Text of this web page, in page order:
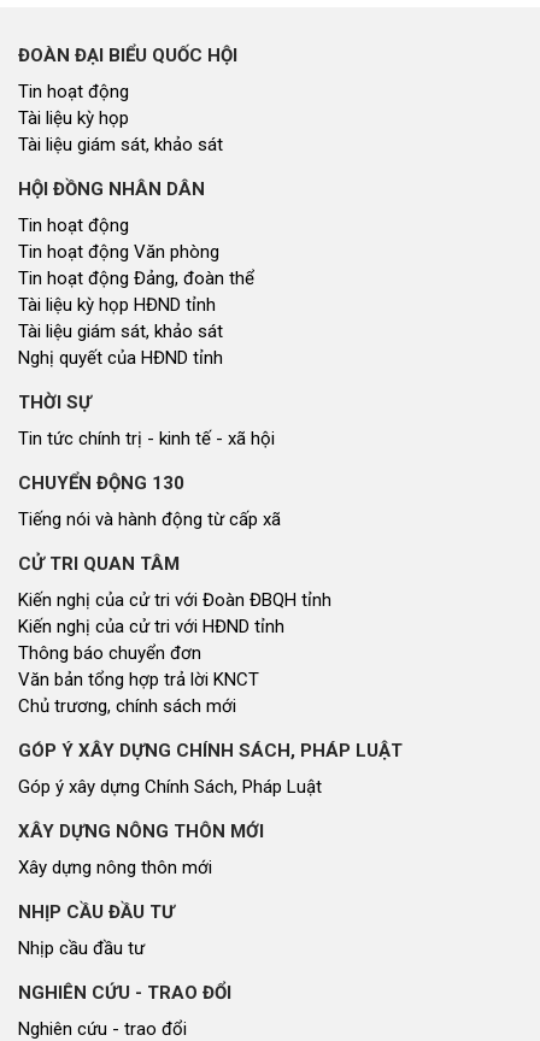
ĐOÀN ĐẠI BIỂU QUỐC HỘI
Tin hoạt động
Tài liệu kỳ họp
Tài liệu giám sát, khảo sát
HỘI ĐỒNG NHÂN DÂN
Tin hoạt động
Tin hoạt động Văn phòng
Tin hoạt động Đảng, đoàn thể
Tài liệu kỳ họp HĐND tỉnh
Tài liệu giám sát, khảo sát
Nghị quyết của HĐND tỉnh
THỜI SỰ
Tin tức chính trị - kinh tế - xã hội
CHUYỂN ĐỘNG 130
Tiếng nói và hành động từ cấp xã
CỬ TRI QUAN TÂM
Kiến nghị của cử tri với Đoàn ĐBQH tỉnh
Kiến nghị của cử tri với HĐND tỉnh
Thông báo chuyển đơn
Văn bản tổng hợp trả lời KNCT
Chủ trương, chính sách mới
GÓP Ý XÂY DỰNG CHÍNH SÁCH, PHÁP LUẬT
Góp ý xây dựng Chính Sách, Pháp Luật
XÂY DỰNG NÔNG THÔN MỚI
Xây dựng nông thôn mới
NHỊP CẦU ĐẦU TƯ
Nhịp cầu đầu tư
NGHIÊN CỨU - TRAO ĐỔI
Nghiên cứu - trao đổi